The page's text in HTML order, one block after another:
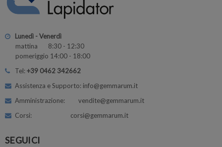
Lunedì - Venerdì
mattina 8:30 - 12:30
pomeriggio 14:00 - 18:00
Tel:+39 0462 342662
Assistenza e Supporto: info@gemmarum.it
Amministrazione: vendite@gemmarum.it
Corsi: corsi@gemmarum.it
SEGUICI